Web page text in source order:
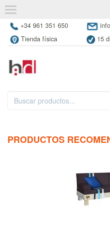
+34 961 351 650
Tienda física
15
PRODUCTOS